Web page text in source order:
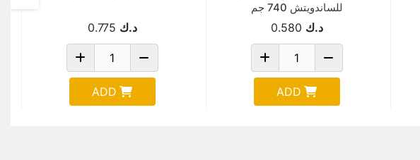
للساندويتش 740 جم
د.ك 0.580
ADD
د.ك 0.775
ADD